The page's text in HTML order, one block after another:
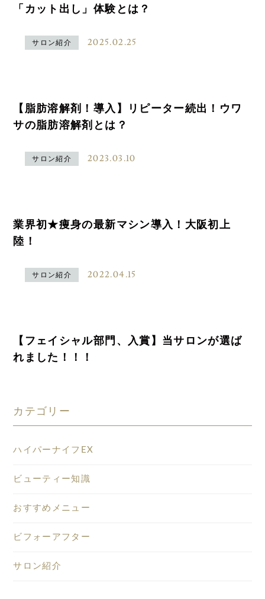
「カット出し」体験とは？
サロン紹介 2025.02.25
【脂肪溶解剤！導入】リピーター続出！ウワ
サの脂肪溶解剤とは？
サロン紹介 2023.03.10
業界初★痩身の最新マシン導入！大阪初上
陸！
サロン紹介 2022.04.15
【フェイシャル部門、入賞】当サロンが選ば
れました！！！
カテゴリー
ハイパーナイフEX
ビューティー知識
おすすめメニュー
ビフォーアフター
サロン紹介